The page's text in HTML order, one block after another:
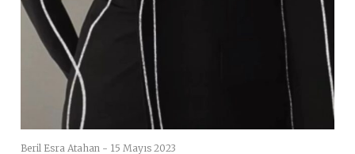
Beril Esra Atahan - 15 Mayıs 2023